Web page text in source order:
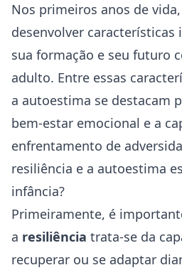
Nos primeiros anos de
desenvolver
sua formação e seu futuro
adulto. Entre essas
a autoestima se destacam
bem-estar emocional e a
enfrentamento de
resiliência e a autoestima
infância?
Primeiramente, é
a resiliência trata-se da
recuperar ou se adaptar